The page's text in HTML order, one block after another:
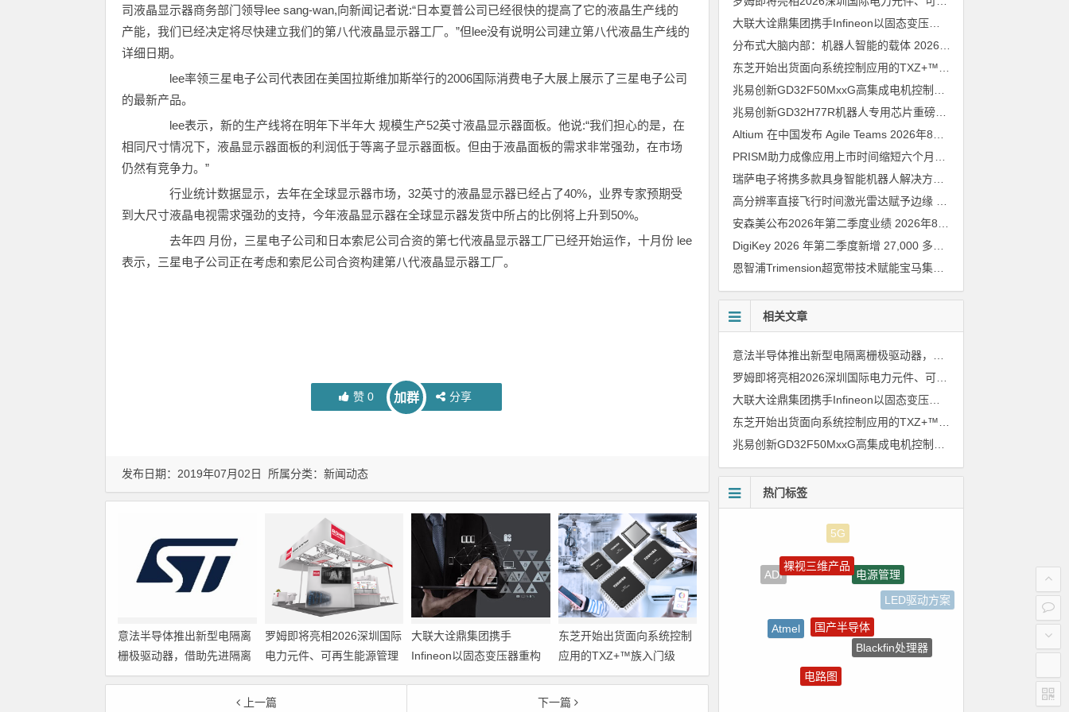
司液晶显示器商务部门领导lee sang-wan,向新闻记者说:“日本夏普公司已经很快的提高了它的液晶生产线的
产能，我们已经决定将尽快建立我们的第八代液晶显示器工厂。”但lee没有说明公司建立第八代液晶生产线的
详细日期。
lee率领三星电子公司代表团在美国拉斯维加斯举行的2006国际消费电子大展上展示了三星电子公司
的最新产品。
lee表示，新的生产线将在明年下半年大 规模生产52英寸液晶显示器面板。他说:“我们担心的是，在
相同尺寸情况下，液晶显示器面板的利润低于等离子显示器面板。但由于液晶面板的需求非常强劲，在市场
仍然有竞争力。”
行业统计数据显示，去年在全球显示器市场，32英寸的液晶显示器已经占了40%，业界专家预期受
到大尺寸液晶电视需求强劲的支持，今年液晶显示器在全球显示器发货中所占的比例将上升到50%。
去年四 月份，三星电子公司和日本索尼公司合资的第七代液晶显示器工厂已经开始运作，十月份 lee
表示，三星电子公司正在考虑和索尼公司合资构建第八代液晶显示器工厂。
赞0 加群 分享
发布日期：2019年07月02日 所属分类： 新闻动态
意法半导体推出新型电隔离
栅极驱动器，借助先进隔离
技术简化电源设计
罗姆即将亮相2026深圳国际
电力元件、可再生能源管理
展览会暨研讨会
大联大诠鼎集团携手
Infineon以固态变压器重构
配电效率新标杆
东芝开始出货面向系统控制
应用的TXZ+™族入门级
M4V组（搭载Arm
Cortex‑M4内核的标准微控
上一篇 下一篇
大联大诠鼎集团携手Infineon以固态变压器重构配电效率新标杆
分布式大脑内部：机器人智能的载体 2026年8月6日
兆易创新GD32H77R机器人专用芯片重磅亮相，精准赋能伺服驱动与关节控制
Altium 在中国发布 Agile Teams 2026年8月6日
安森美公布2026年第二季度业绩 2026年8月6日
恩智浦Trimension超宽带技术赋能宝马集团Digital Key Plus及生命体存在检测功能
相关文章
罗姆即将亮相2026深圳国际电力元件、可再生能源管理展览会暨研讨会
大联大诠鼎集团携手Infineon以固态变压器重构配电效率新标杆
热门标签
ADI
裸视三维产品
电源管理
LED驱动方案
Blackfin处理器
传感器信号
电路图